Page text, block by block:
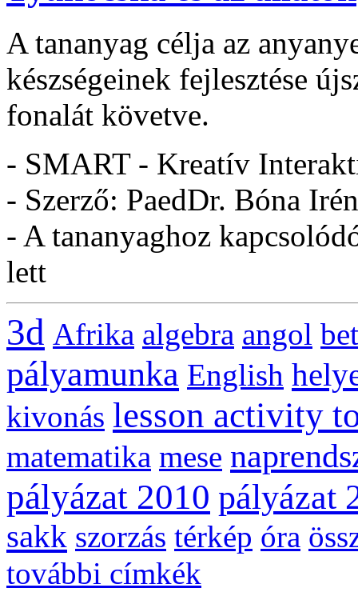
A tananyag célja az
készségeinek fejlesztése
fonalát követve.
- SMART - Kreatív
- Szerző: PaedDr. Bóna
- A tananyaghoz
lett
3d Afrika algebra angol
pályamunka English
kivonás lesson activity
matematika mese
pályázat 2010 pályázat
sakk szorzás térkép óra
további címkék